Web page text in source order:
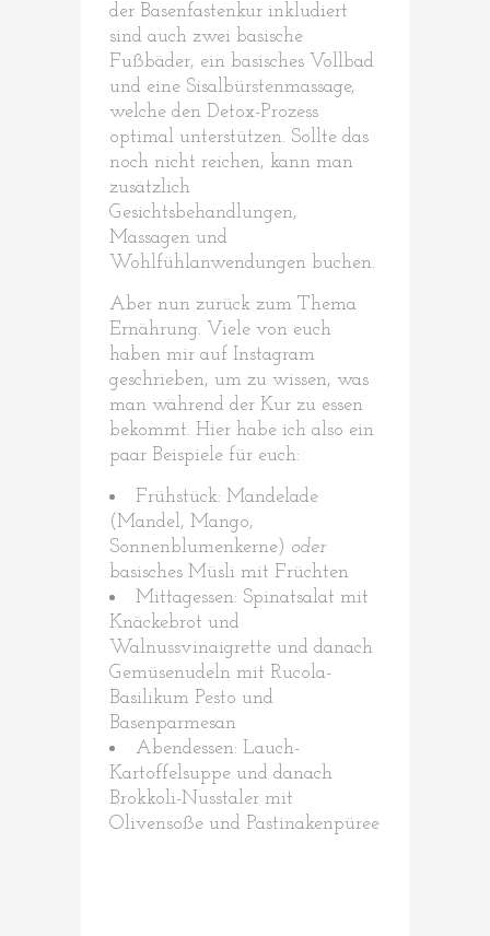
der Basenfastenkur inkludiert
sind auch zwei basische
Fußbäder, ein basisches Vollbad
und eine Sisalbürstenmassage,
welche den Detox-Prozess
optimal unterstützen. Sollte das
noch nicht reichen, kann man
zusätzlich
Gesichtsbehandlungen,
Massagen und
Wohlfühlanwendungen buchen.
Aber nun zurück zum Thema
Ernährung. Viele von euch
haben mir auf Instagram
geschrieben, um zu wissen, was
man während der Kur zu essen
bekommt. Hier habe ich also ein
paar Beispiele für euch:
Frühstück: Mandelade
(Mandel, Mango,
Sonnenblumenkerne) oder
basisches Müsli mit Früchten
Mittagessen: Spinatsalat mit
Knäckebrot und
Walnussvinaigrette und danach
Gemüsenudeln mit Rucola-
Basilikum Pesto und
Basenparmesan
Abendessen: Lauch-
Kartoffelsuppe und danach
Brokkoli-Nusstaler mit
Olivensoße und Pastinakenpüree